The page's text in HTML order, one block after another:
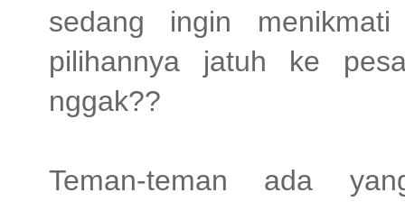
sedang ingin
pilihannya jatuh ke
nggak??
Teman-teman ada